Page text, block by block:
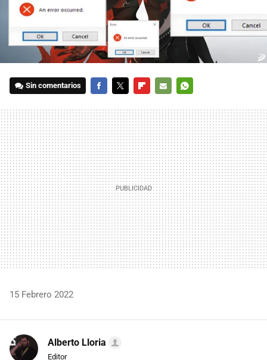
Sin comentarios
MAIL
15 Febrero 2022
Alberto Lloria
Editor